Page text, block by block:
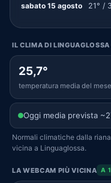
sabato 15 agosto 21° /
IL CLIMA DI LINGUAGLOSSA
25,7°
temperatura media del mese
Oggi media prevista
Normali climatiche dalla
vicina a Linguaglossa.
LA WEBCAM PIÙ VICINA A